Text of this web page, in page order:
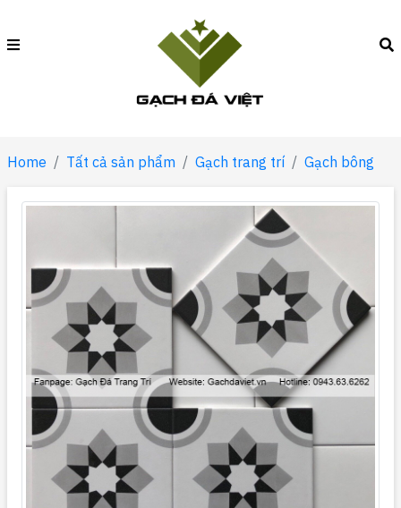
Home Tất cả sản phẩm Gạch trang trí Gạch bông